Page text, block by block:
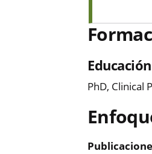
Educación
PhD, Clinical